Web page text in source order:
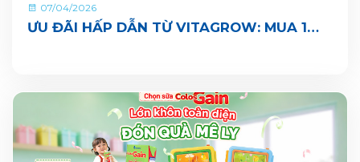
07/04/2026
ƯU ĐÃI HẤP DẪN TỪ VITAGROW: MUA 1